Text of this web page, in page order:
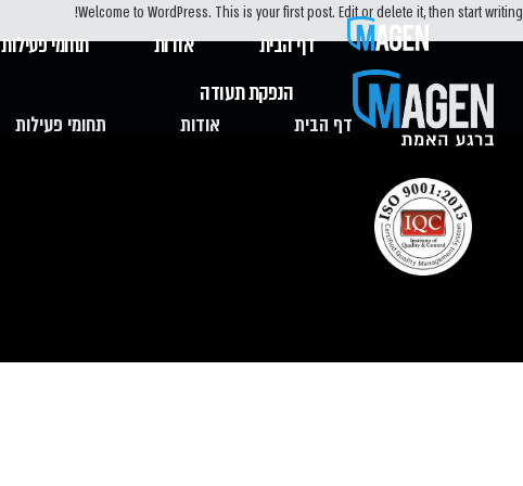
דף הבית אודות תחומי פעילות
הנפקת תעודה
Welcome to WordPress. This is your first post. Edit or delete it, then start writing!
דף הבית אודות תחומי פעילות